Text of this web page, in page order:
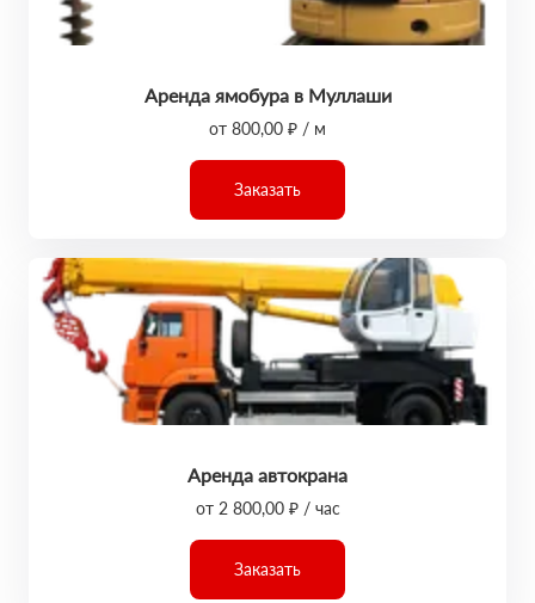
Аренда ямобура в Муллаши
от 800,00 ₽ / м
Заказать
Аренда автокрана
от 2 800,00 ₽ / час
Заказать